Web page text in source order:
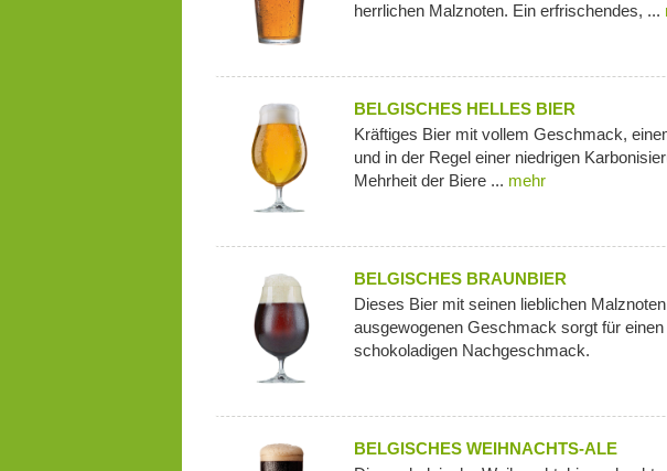
herrlichen Malznoten. Ein erfrischendes, ...
BELGISCHES HELLES BIER
Kräftiges Bier mit vollem Geschmack,
und in der Regel einer niedrigen
Mehrheit der Biere ... mehr
BELGISCHES BRAUNBIER
Dieses Bier mit seinen lieblichen
ausgewogenen Geschmack sorgt für einen
schokoladigen Nachgeschmack.
BELGISCHES WEIHNACHTS-ALE